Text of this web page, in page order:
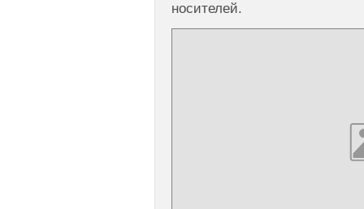
носителей.